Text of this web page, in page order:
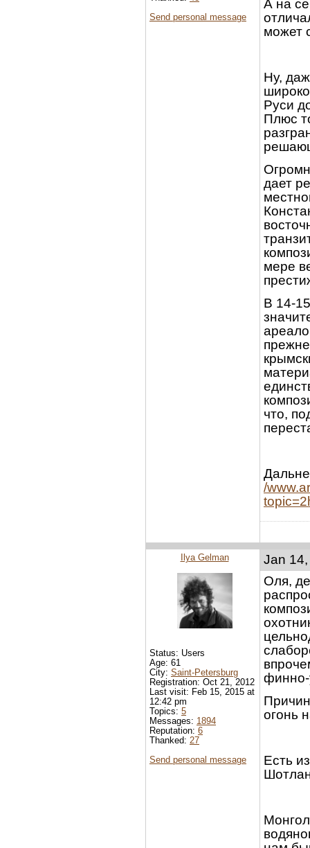
А на
может
Ну,
Руси
Плюс
дает
мере
В 14-
что,
/
Send personal message
Jan
Оля,
финно-
огонь
Есть
Ilya Gelman
Status: Users
Age: 61
City: Saint-Petersburg
Registration: Oct 21, 2012
Last visit: Feb 15, 2015 at
12:42 pm
Topics: 5
Messages: 1894
Reputation: 6
Thanked: 27
Send personal message